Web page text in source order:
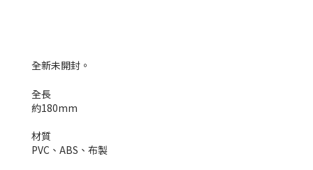
全新未開封。
全長
約180mm
材質
PVC、ABS、布製